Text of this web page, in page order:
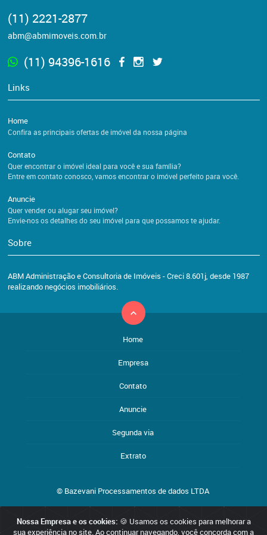
(11) 2221-2877
abm@abmimoveis.com.br
(11) 94396-1616
Links
Home
Confira as principais ofertas de imóvel da nossa página
Contato
Quer encontrar o imóvel ideal para você e sua família?
Entre em contato conosco, vamos encontrar o imóvel perfeito para você.
Anuncie
Quer vender ou alugar seu imóvel?
Envie-nos os detalhes do seu imóvel para que possamos te ajudar.
Sobre
ABM Administração e Consultoria de Imóveis - Creci 8.601j, desde 1987
realizando negócios imobiliários.
Home
Empresa
Contato
Anuncie
Segunda via
Extrato
© Bazevani Processamentos de dados LTDA
Reservamo-nos o direito de qualquer erro de digitação, assim como
Nossa Empresa e os cookies: 🍪 Usamos os cookies para melhorar a
sua experiência no site. Ao continuar navegando, você concorda com a